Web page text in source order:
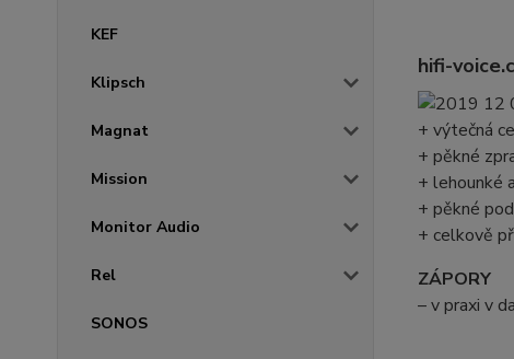
KEF
Klipsch
Magnat
Mission
Monitor Audio
Rel
SONOS
hifi-
+ výtečná
+ pěkné
+ lehounké
+ pěkné
+ celkově
ZÁPORY
– v praxi v